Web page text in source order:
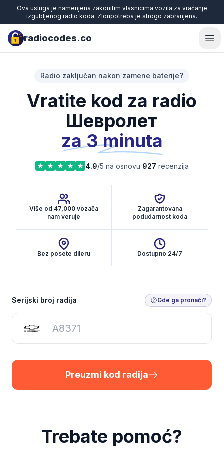
Ova usluga je namenjena zakonitim vlasnicima vozila za vraćanje
izgubljenog radio koda. Zloupotreba je strogo zabranjena.
radiocodes.co
Radio zaključan nakon zamene baterije?
Vratite kod za radio
Шевролет
za 3 minuta
4.9/5 na osnovu 927 recenzija
Više od 47,000 vozača
nam veruje
Zagarantovana
podudarnost koda
Bez posete dileru Dostupno 24/7
Preuzmi kod radija
Serijski broj radija Gde ga pronaći?
Preuzmi kod radija
Trebate pomoć?